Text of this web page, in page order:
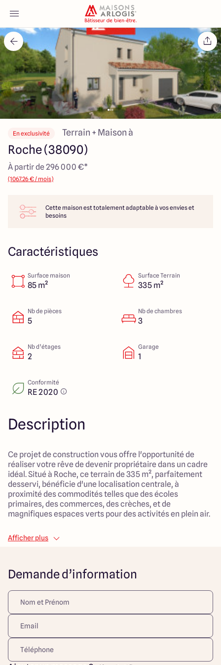
Accueil
Nos maisons
Nos annonces
Votre projet
Qui sommes-nous
Maisons ARLOGIS Lyon Est
4.9
En exclusivité Terrain + Maison à
Roche (38090)
À partir de 296 000 €*
(1067.26 € / mois)
Cette maison est totalement adaptable à vos envies et
besoins
Caractéristiques
Surface maison
85 m²
Surface Terrain
335 m²
Nb de pièces
5
Nb de chambres
3
Nb d’étages
2
Garage
1
Conformité
RE 2020
Description
Ce projet de construction vous offre l'opportunité de
réaliser votre rêve de devenir propriétaire dans un cadre
idéal. Situé à Roche, ce terrain de 335 m², parfaitement
desservi, bénéficie d'une localisation centrale, à
proximité des commodités telles que des écoles
primaires, des commerces, des crèches, et de
magnifiques espaces verts pour des activités en plein air.
La maison à construire de 85 m² se compose d'un étage
avec 3 chambres et d'une pièce de vie de 35 m² où
avec un accès pratique pour un stationnement simplifié.
Ce projet se démarque aussi par son environnement
calme et agréable, adapté à un quotidien serein et
convivial. Imaginez-vous vivre dans un lieu où chaque
détail a été pensé pour le bien-être familial : une occasion
à ne pas manquer afin de concevoir votre futur chez-vous
!
Afficher plus
Demande d’information